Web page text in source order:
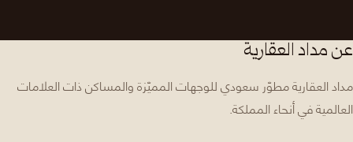
عن مداد العقارية
مداد العقارية مطوّر سعودي للوجهات المميّزة والمساكن ذات العلامات
العالمية في أنحاء المملكة.